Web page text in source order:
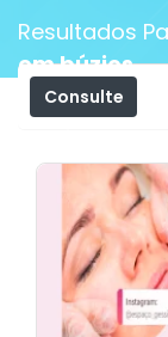
Resultados
em búzios
Consulte